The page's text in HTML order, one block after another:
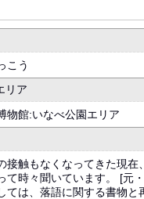
こう
リア
物館:いなべ公園エリア
接触もなくなってきた現在
て時々聞いています。 [元
ては、落語に関する書物と